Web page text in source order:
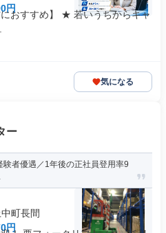
円
おすすめ】 ★ 若いうちからキャ
気になる
ー
験者優遇／1年後の正社員登用率9
町長間
円